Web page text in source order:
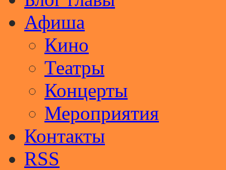
Афиша
Кино
Театры
Концерты
Мероприятия
Контакты
RSS